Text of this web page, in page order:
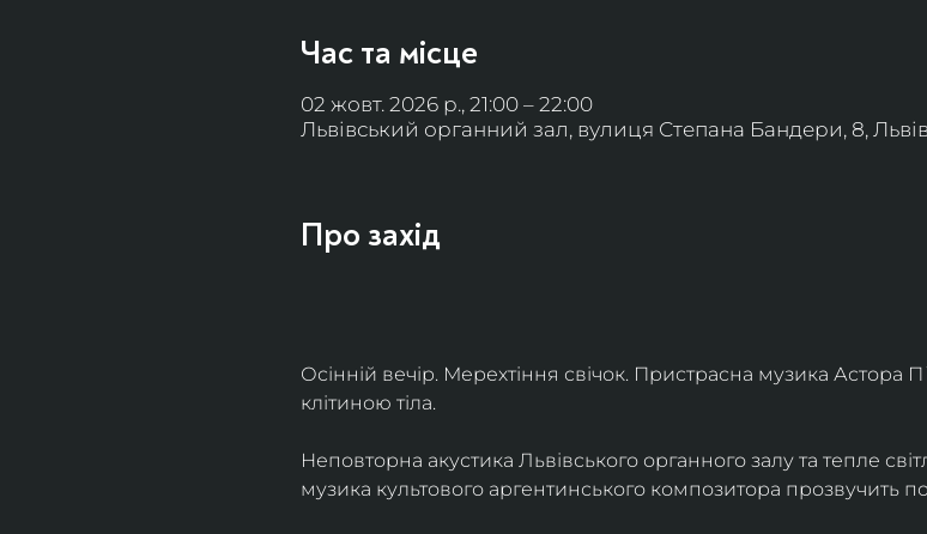
Час та місце
02 жовт. 2026 р., 21:00 – 22:00
Львівський органний зал, вулиця Степана Бандери, 8,
Про захід
Осінній вечір. Мерехтіння свічок. Пристрасна музика
клітиною тіла.
Неповторна акустика Львівського органного залу та тепле
музика культового аргентинського композитора прозвучить